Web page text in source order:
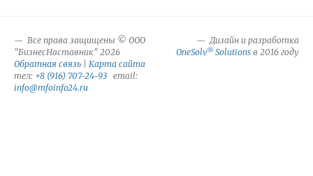
Все права защищены © ООО
"БизнесНаставник" 2026
Обратная связь
Карта сайта
тел: +8 (916) 707-24-93 email:
info@mfoinfo24.ru
Дизайн и разработка
OneSolv® Solutions в 2016 году